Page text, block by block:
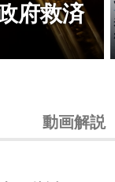
府救済
動画解説